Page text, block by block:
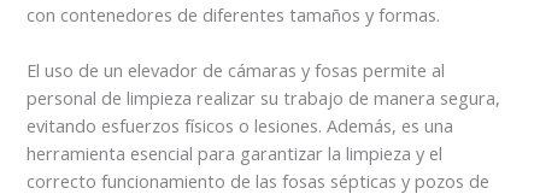
con contenedores de diferentes tamaños y formas.
El uso de un elevador de cámaras y fosas permite al
personal de limpieza realizar su trabajo de manera segura,
evitando esfuerzos físicos o lesiones. Además, es una
herramienta esencial para garantizar la limpieza y el
correcto funcionamiento de las fosas sépticas y pozos de